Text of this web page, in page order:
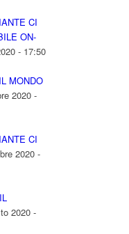
CI
ON-
- 17:50
MONDO
2020 -
CI
2020 -
2020 -